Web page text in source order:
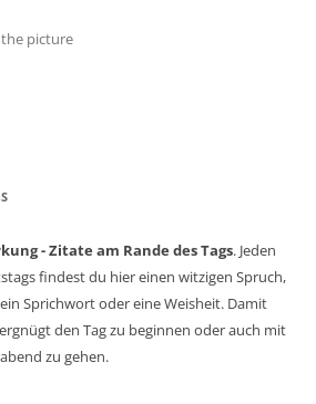
the picture
- Zitate am Rande des Tags. Jeden
findest du hier einen witzigen Spruch,
Sprichwort oder eine Weisheit. Damit
den Tag zu beginnen oder auch mit
zu gehen.